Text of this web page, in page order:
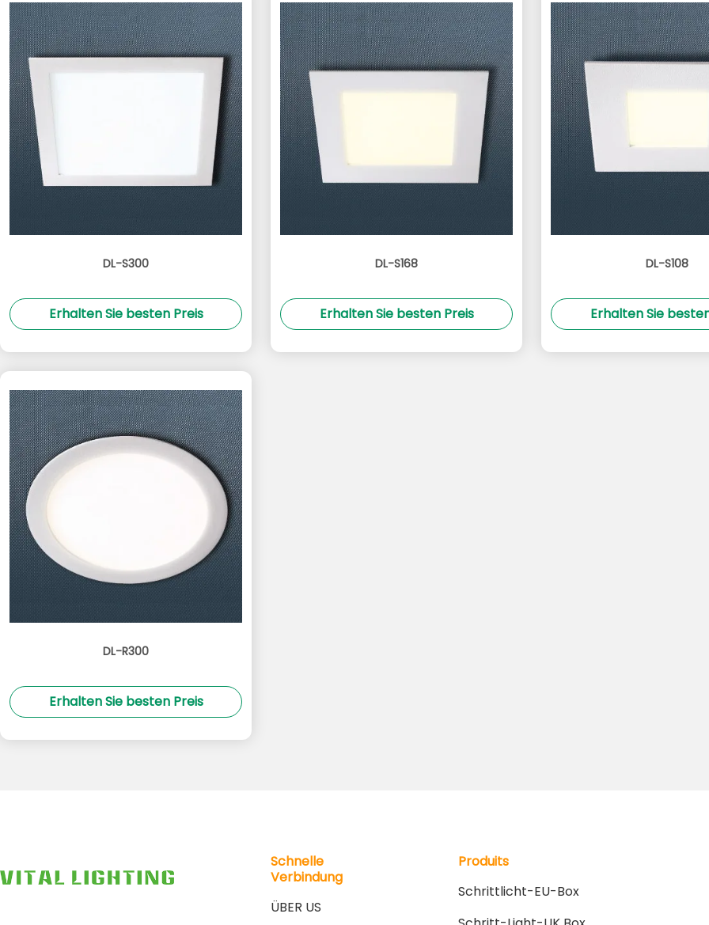
DL-S300
Erhalten Sie besten Preis
DL-S168
Erhalten Sie besten Preis
DL-S108
Erhalten Sie
DL-R300
Erhalten Sie besten Preis
Schnelle
Verbindung
ÜBER US
Produits
Schrittlicht-EU-Box